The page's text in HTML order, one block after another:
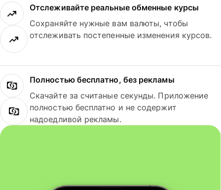
Отслеживайте реальные обменные курсы
Сохраняйте нужные вам валюты, чтобы
отслеживать постепенные изменения курсов.
Полностью бесплатно, без рекламы
Скачайте за считаные секунды. Приложение
полностью бесплатно и не содержит
надоедливой рекламы.